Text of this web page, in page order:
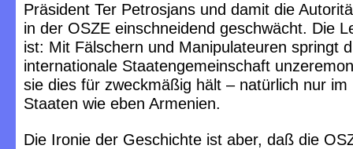
Präsident Ter Petrosjans und damit die
in der OSZE einschneidend geschwächt. Die
ist: Mit Fälschern und Manipulateuren springt
internationale Staatengemeinschaft
sie dies für zweckmäßig hält – natürlich nur im
Staaten wie eben Armenien.
Die Ironie der Geschichte ist aber, daß die